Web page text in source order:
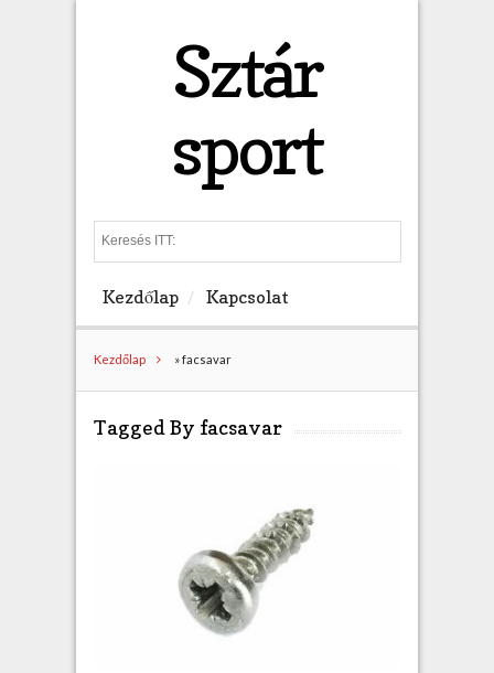
Sztár
sport
e
h
Kezdőlap Kapcsolat
Kezdőlap »facsavar
Tagged By facsavar